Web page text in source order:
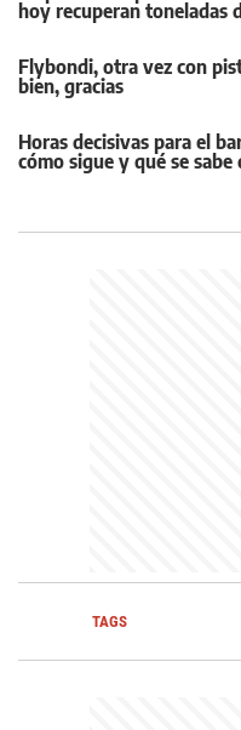
hoy recuperan toneladas
Flybondi, otra vez con
bien, gracias
Horas decisivas para el
cómo sigue y qué se sabe
TAGS